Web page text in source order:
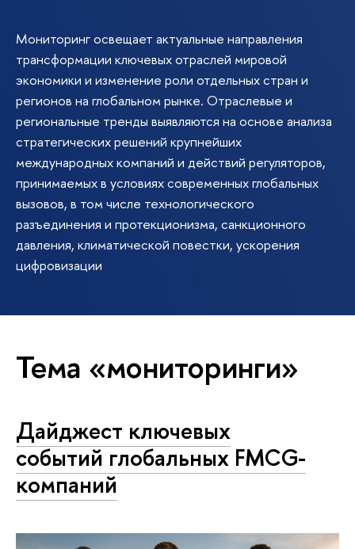
Мониторинг освещает актуальные направления
трансформации ключевых отраслей мировой
экономики и изменение роли отдельных стран и
регионов на глобальном рынке. Отраслевые и
региональные тренды выявляются на основе анализа
стратегических решений крупнейших
международных компаний и действий регуляторов,
принимаемых в условиях современных глобальных
вызовов, в том числе технологического
разъединения и протекционизма, санкционного
давления, климатической повестки, ускорения
цифровизации
Тема «мониторинги»
Дайджест ключевых
событий глобальных FMCG-
компаний